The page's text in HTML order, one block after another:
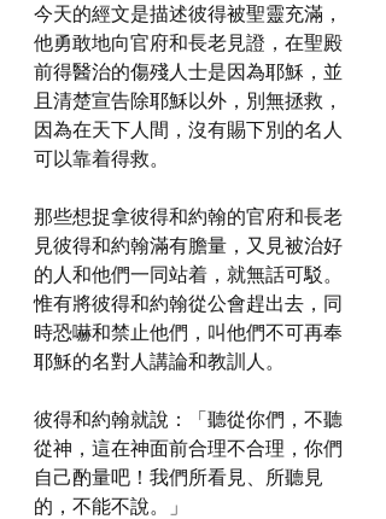
今天的經文是描述彼得被聖靈充滿，
他勇敢地向官府和長老見證，在聖殿
前得醫治的傷殘人士是因為耶穌，並
且清楚宣告除耶穌以外，別無拯救，
因為在天下人間，沒有賜下別的名人
可以靠着得救。
那些想捉拿彼得和約翰的官府和長老
見彼得和約翰滿有膽量，又見被治好
的人和他們一同站着，就無話可駁。
惟有將彼得和約翰從公會趕出去，同
時恐嚇和禁止他們，叫他們不可再奉
耶穌的名對人講論和教訓人。
彼得和約翰就說：「聽從你們，不聽
從神，這在神面前合理不合理，你們
自己酌量吧！我們所看見、所聽見
的，不能不說。」